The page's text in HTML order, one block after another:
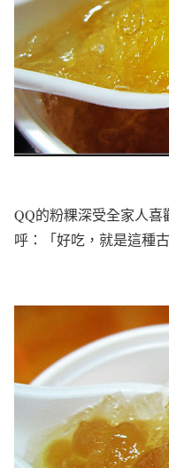
QQ的粉粿深受全家人
呼：「好吃，就是這種古